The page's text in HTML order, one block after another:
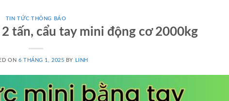
TIN TỨC THÔNG BÁO
tấn, cẩu tay mini động cơ 2000kg
ON 6 THÁNG 1, 2025 BY LINH